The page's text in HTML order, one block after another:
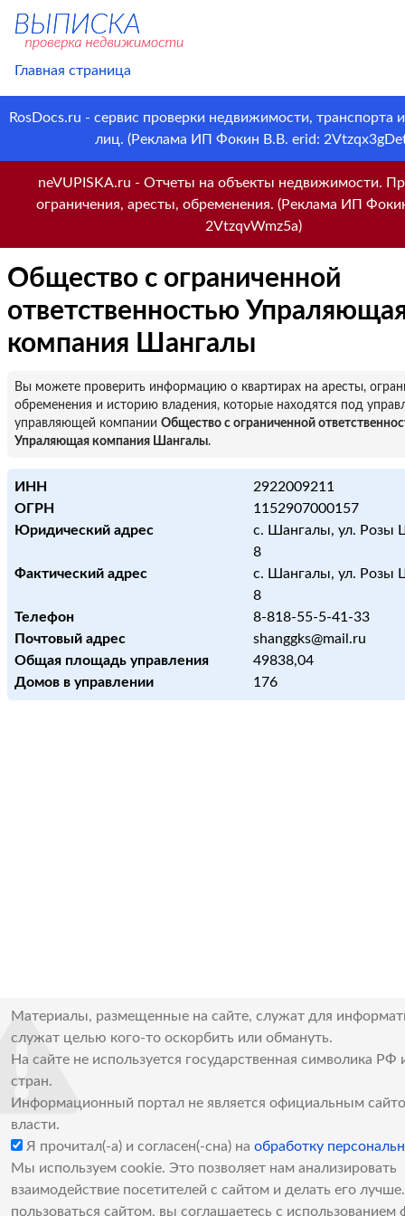
Главная страница
RosDocs.ru - сервис проверки недвижимости, транспорта
лиц. (Реклама ИП Фокин В.В. erid:
neVUPISKA.ru - Отчеты на объекты недвижимости.
ограничения, аресты, обременения. (Реклама ИП
2VtzqvWmz5a)
Общество с ограниченной
ответственностью
компания Шангалы
Вы можете проверить информацию о квартирах на аресты,
обременения и историю владения, которые находятся под
управляющей компании Общество с ограниченной
Упраляющая компания Шангалы.
ИНН
2922009211
ОГРН
1152907000157
Юридический адрес
с. Шангалы, ул. Розы
8
Фактический адрес
с. Шангалы, ул. Розы
8
Телефон
8-818-55-5-41-33
Почтовый адрес
shanggks@mail.ru
Общая площадь управления
49838,04
Домов в управлении
176
Материалы, размещенные на сайте, служат для
служат целью кого-то оскорбить или обмануть.
На сайте не используется государственная символика РФ
стран.
Информационный портал не является официальным
власти.
Я прочитал(-а) и согласен(-сна) на обработку
Мы используем cookie. Это позволяет нам анализировать
взаимодействие посетителей с сайтом и делать его
пользоваться сайтом, вы соглашаетесь с использованием